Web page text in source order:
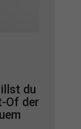
du
Of der